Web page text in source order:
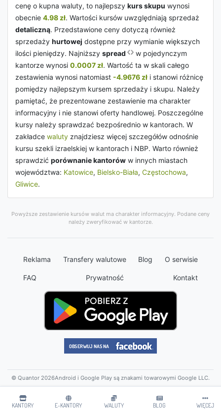
KANTORY E-KANTORY WALUTY BLOG WIĘCEJ
cenę o kupna waluty, to najlepszy kurs skupu wynosi
obecnie 4.98 zł. Wartości kursów uwzględniają sprzedaż
detaliczną. Przedstawione ceny dotyczą również
sprzedaży hurtowej dostępne przy wymianie większych
ilości pieniędzy. Najniższy spread
w pojedynczym
kantorze wynosi 0.0007 zł. Wartość ta w skali całego
zestawienia wynosi natomiast -4.9676 zł i stanowi różnicę
pomiędzy najlepszym kursem sprzedaży i skupu. Należy
pamiętać, że prezentowane zestawienie ma charakter
informacyjny i nie stanowi oferty handlowej. Poszczególne
kursy należy sprawdzać bezpośrednio w kantorach. W
zakładce waluty znajdziesz więcej szczegółów odnośnie
kursu szekli izraelskiej w kantorach i NBP. Warto również
sprawdzić porównanie kantorów w innych miastach
województwa: Katowice, Bielsko-Biała, Częstochowa,
Gliwice.
Powyższe zestawienie kursów walut ma charakter informacyjny. Podane ceny
należy zweryfikować w kantorze.
Reklama Transfery walutowe Blog O serwisie
FAQ Prywatność Kontakt
© Quantor 2026Android i Google Play są znakami towarowymi Google LLC.